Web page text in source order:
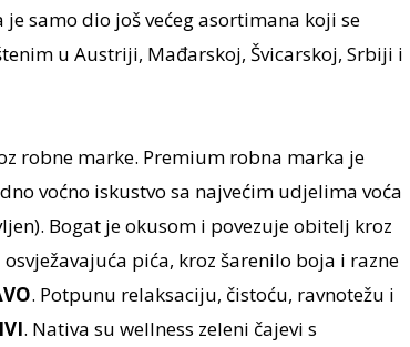
samo dio još većeg asortimana koji se
u Austriji, Mađarskoj, Švicarskoj, Srbiji i
robne marke. Premium robna marka je
voćno iskustvo sa najvećim udjelima voća
Bogat je okusom i povezuje obitelj kroz
pića, kroz šarenilo boja i razne
. Potpunu relaksaciju, čistoću, ravnotežu i
. Nativa su wellness zeleni čajevi s